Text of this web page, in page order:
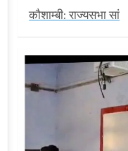
कौशाम्बी: राज्यसभा सां